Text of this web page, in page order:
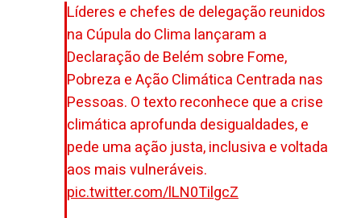
Líderes e chefes de delegação reunidos
na Cúpula do Clima lançaram a
Declaração de Belém sobre Fome,
Pobreza e Ação Climática Centrada nas
Pessoas. O texto reconhece que a crise
climática aprofunda desigualdades, e
pede uma ação justa, inclusiva e voltada
aos mais vulneráveis.
pic.twitter.com/lLN0TilgcZ